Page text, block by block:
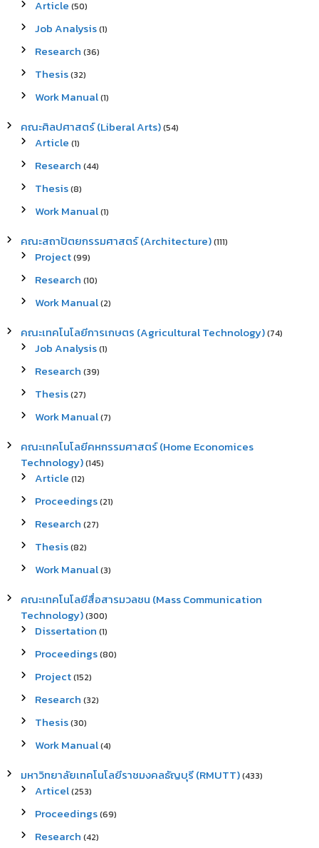
Article (50)
Job Analysis(1)
Research (36)
Thesis(32)
Work Manual(1)
คณะศิลปศาสตร์ (Liberal Arts)(54)
Article (1)
Research (44)
Thesis(8)
Work Manual(1)
คณะสถาปัตยกรรมศาสตร์ (Architecture)(111)
Project(99)
Research (10)
Work Manual(2)
คณะเทคโนโลยีการเกษตร (Agricultural Technology)(74)
Job Analysis(1)
Research (39)
Thesis(27)
Work Manual(7)
คณะเทคโนโลยีคหกรรมศาสตร์ (Home Economices
Technology)(145)
Article (12)
Proceedings(21)
Research (27)
Thesis(82)
Work Manual(3)
คณะเทคโนโลยีสื่อสารมวลชน (Mass Communication
Technology)(300)
Dissertation (1)
Proceedings(80)
Project(152)
Research (32)
Thesis(30)
Work Manual(4)
มหาวิทยาลัยเทคโนโลยีราชมงคลธัญบุรี (RMUTT)(433)
Articel(253)
Proceedings(69)
Research (42)